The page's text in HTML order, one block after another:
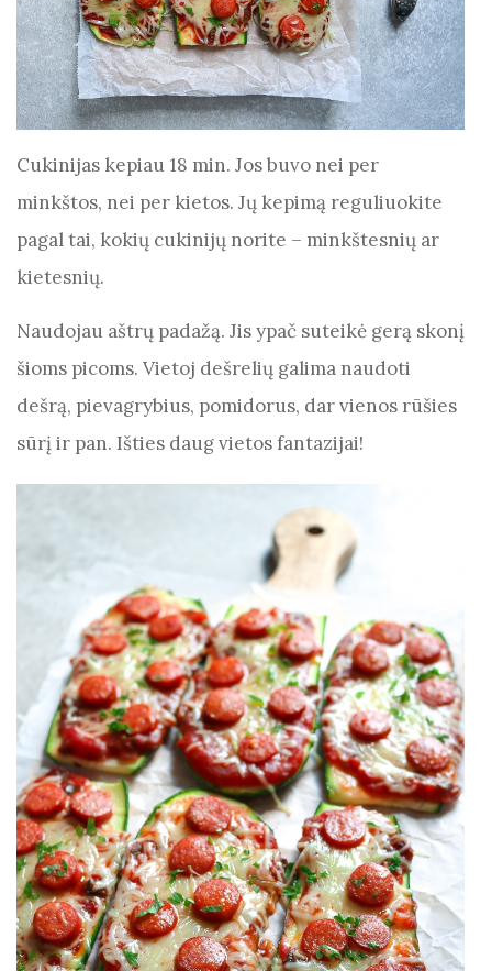
Cukinijas kepiau 18 min. Jos buvo nei per
minkštos, nei per kietos. Jų kepimą reguliuokite
pagal tai, kokių cukinijų norite – minkštesnių ar
kietesnių.
Naudojau aštrų padažą. Jis ypač suteikė gerą skonį
šioms picoms. Vietoj dešrelių galima naudoti
dešrą, pievagrybius, pomidorus, dar vienos rūšies
sūrį ir pan. Išties daug vietos fantazijai!